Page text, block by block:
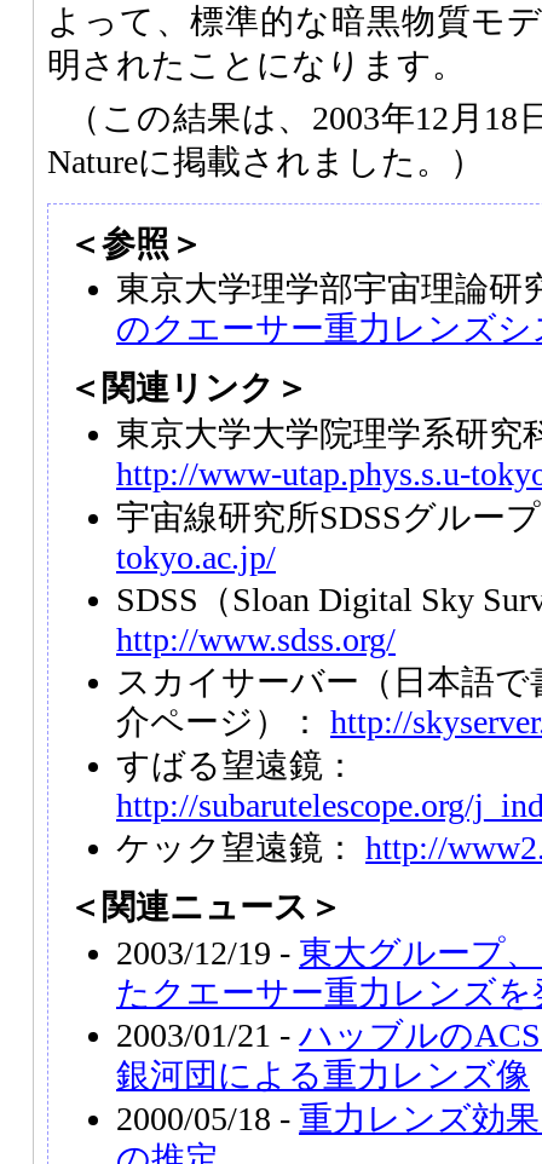
よって、標準的な暗黒物質モ
明されたことになります。
（この結果は、2003年12月
Natureに掲載されました。）
＜参照＞
東京大学理学部宇宙理論研
のクエーサー重力レンズ
＜関連リンク＞
東京大学大学院理学系研究
http://www-utap.phys.s.u-
宇宙線研究所SDSSグルー
tokyo.ac.jp/
SDSS （Sloan Digital Sky
http://www.sdss.org/
スカイサーバー（日本語で
介ページ）： http://
すばる望遠鏡：
http://subarutelescope.org/
ケック望遠鏡： http://
＜関連ニュース＞
2003/12/19 - 東大グループ
たクエーサー重力レンズを
2003/01/21 - ハッブルの
銀河団による重力レンズ像
2000/05/18 - 重力レンズ効